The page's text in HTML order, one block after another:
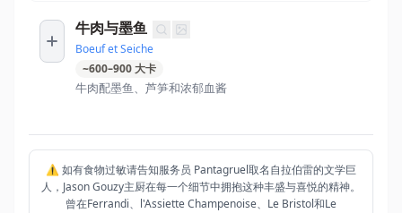
牛肉与墨鱼
Boeuf et Seiche
~600–900大卡
牛肉配墨鱼、芦笋和浓郁血酱
⚠️ 如有食物过敏请告知服务员 Pantagruel取名自拉伯雷的文学巨
人，Jason Gouzy主厨在每一个细节中拥抱这种丰盛与喜悦的精神。
曾在Ferrandi、l'Assiette Champenoise、Le Bristol和Le